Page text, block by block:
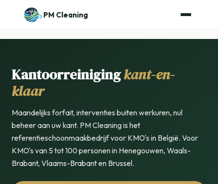
PM Cleaning
Kantoorreinigingkant-en-
klaar
Maandelijks forfait, interventies buiten werkuren, nul
beheer aan uw kant. PM Cleaning is het
referentieschoonmaakbedrijf voor KMO's in België. Voor
KMO's van 5 tot 100 personen in Henegouwen, Waals-
Brabant, Vlaams-Brabant en Brussel.